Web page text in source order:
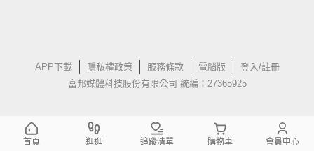
APP下載 隱私權政策 服務條款 電腦版
登入/註冊
富邦媒體科技股份有限公司 統編：27365925
首頁 逛逛 追蹤清單 購物車 會員中心